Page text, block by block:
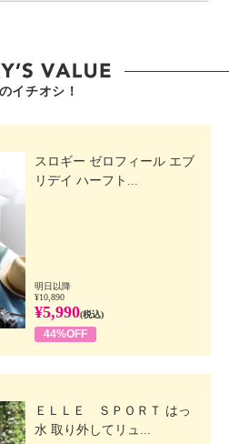
イチオシ！
スロギー ゼロフィール エブ
リデイ ハーフト...
明日以降
¥10,890
¥5,990(税込)
44%OFF
ＥＬＬＥ ＳＰＯＲＴ はっ
水 取り外してリュ...